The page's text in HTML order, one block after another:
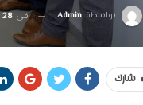
بواسطة Admin في 28 أكتوبر, 2022
شارك